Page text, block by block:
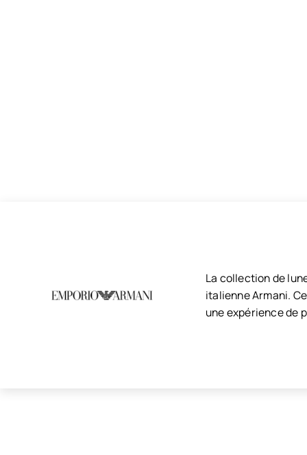
La collection de
italienne Armani.
une expérience de